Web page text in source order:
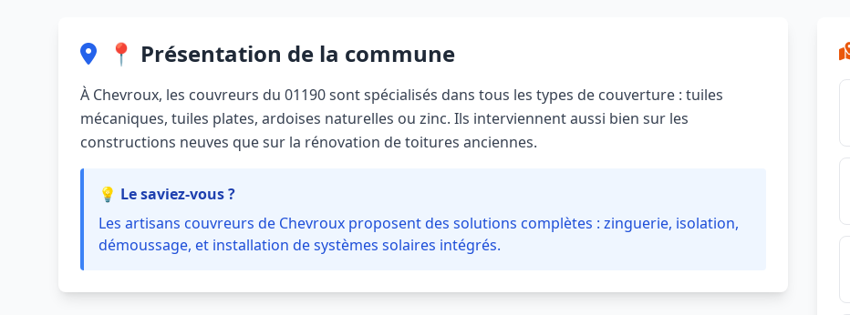
📍 Présentation de la commune
À Chevroux, les couvreurs du 01190 sont spécialisés dans tous les types de couverture : tuiles
mécaniques, tuiles plates, ardoises naturelles ou zinc. Ils interviennent aussi bien sur les
constructions neuves que sur la rénovation de toitures anciennes.
💡 Le saviez-vous ?
Les artisans couvreurs de Chevroux proposent des solutions complètes : zinguerie, isolation,
démoussage, et installation de systèmes solaires intégrés.